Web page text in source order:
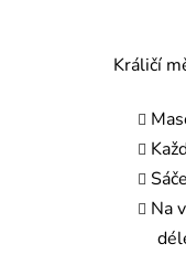
Králičí
Na